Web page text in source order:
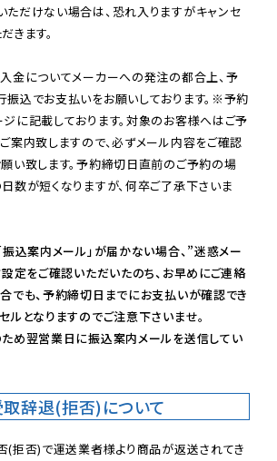
だけない場合は、恐れ入りますがキャンセ
きます。
金についてメーカーへの発注の都合上、予
込でお支払いをお願いしております。※予約
に記載しております。対象のお客様へはご予
案内致しますので、必ずメール内容をご確認
い致します。予約締切日直前のご予約の場
数が短くなりますが、何卒ご了承下さいま
振込案内メール」が届かない場合、”迷惑メー
設定をご確認いただいたのち、お早めにご連絡
でも、予約締切日までにお支払いが確認でき
ルとなりますのでご注意下さいませ。
め翌営業日に振込案内メールを送信してい
取辞退(拒否)について
(拒否)で運送業者様より商品が返送されてき